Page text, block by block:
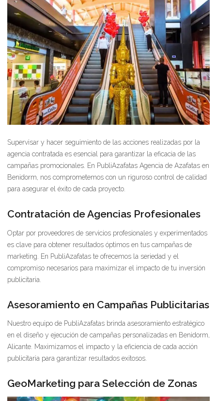
Supervisar y hacer seguimiento de las acciones realizadas por la
agencia contratada es esencial para garantizar la eficacia de las
campañas promocionales. En PubliAzafatas Agencia de Azafatas en
Benidorm, nos comprometemos con un riguroso control de calidad
para asegurar el éxito de cada proyecto.
Contratación de Agencias Profesionales
Optar por proveedores de servicios profesionales y experimentados
es clave para obtener resultados óptimos en tus campañas de
marketing. En PubliAzafatas te ofrecemos la seriedad y el
compromiso necesarios para maximizar el impacto de tu inversión
publicitaria.
Asesoramiento en Campañas Publicitarias
Nuestro equipo de PubliAzafatas brinda asesoramiento estratégico
en el diseño y ejecución de campañas personalizadas en Benidorm,
Alicante. Maximizamos el impacto y la eficiencia de cada acción
publicitaria para garantizar resultados exitosos.
GeoMarketing para Selección de Zonas